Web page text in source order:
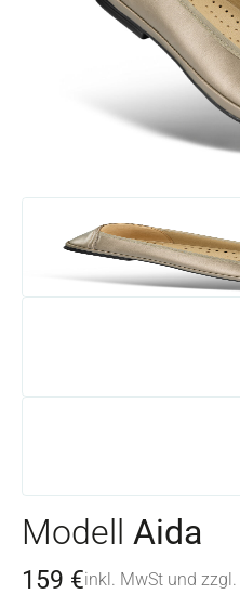
Modell Aida
159 €inkl. MwSt und zzgl.